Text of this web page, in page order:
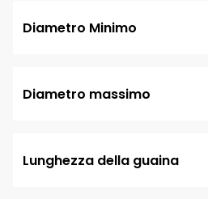
Diametro Minimo
Diametro massimo
Lunghezza della guaina